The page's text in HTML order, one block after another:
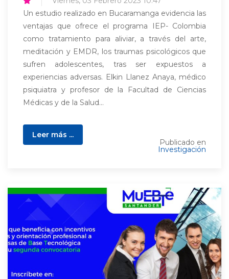
Un estudio realizado en Bucaramanga evidencia las
ventajas que ofrece el programa IEP- Colombia
como tratamiento para aliviar, a través del arte,
meditación y EMDR, los traumas psicológicos que
sufren adolescentes, tras ser expuestos a
experiencias adversas. Elkin Llanez Anaya, médico
psiquiatra y profesor de la Facultad de Ciencias
Médicas y de la Salud...
Leer más ...
Publicado en
Investigación